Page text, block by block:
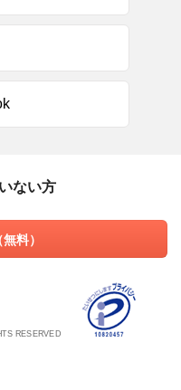
ない方
料）
RESERVED